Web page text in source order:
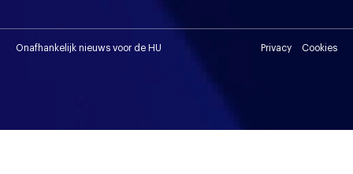
Onafhankelijk nieuws voor de HU Privacy Cookies